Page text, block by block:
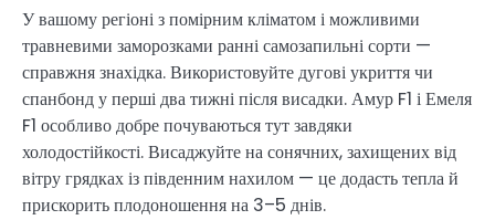
У вашому регіоні з помірним кліматом і можливими
травневими заморозками ранні самозапильні сорти —
справжня знахідка. Використовуйте дугові укриття чи
спанбонд у перші два тижні після висадки. Амур F1 і Емеля
F1 особливо добре почуваються тут завдяки
холодостійкості. Висаджуйте на сонячних, захищених від
вітру грядках із південним нахилом — це додасть тепла й
прискорить плодоношення на 3–5 днів.